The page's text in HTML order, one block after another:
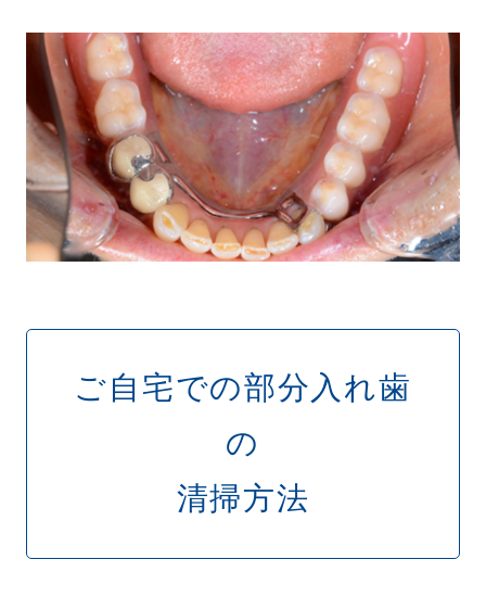
ご自宅での部分入れ歯
の
清掃方法